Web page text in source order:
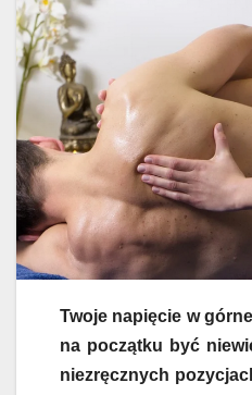
Twoje napięcie w
na początku być
niezręcznych